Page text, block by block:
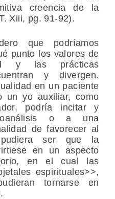
creencia de la
Xiii, pg. 91-92).
que podríamos
punto los valores de
y las prácticas
y divergen.
en un paciente
un yo auxiliar, como
podría incitar y
o a una
de favorecer al
ser que la
en un aspecto
en el cual las
espirituales>>,
tornarse en